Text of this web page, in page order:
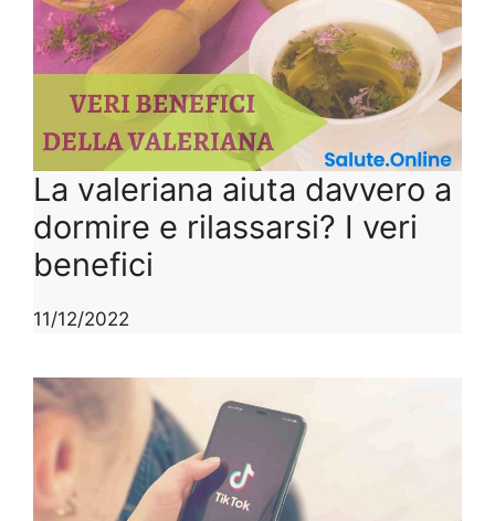
La valeriana aiuta davvero a
dormire e rilassarsi? I veri
benefici
11/12/2022